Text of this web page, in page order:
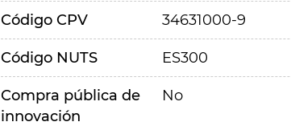
Código CPV 34631000-9
Código NUTS ES300
Compra pública de
innovación
No